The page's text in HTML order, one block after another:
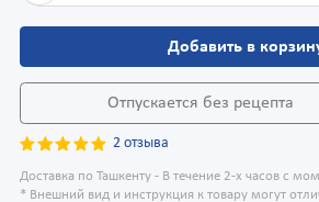
Добавить в
Отпускается без рецепта
2 отзыва
Доставка по Ташкенту - В течение 2-х часов с
* Внешний вид и инструкция к товару могут